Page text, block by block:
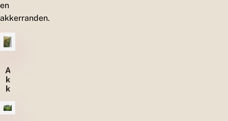
en
akkerranden.
A
k
k
r
r